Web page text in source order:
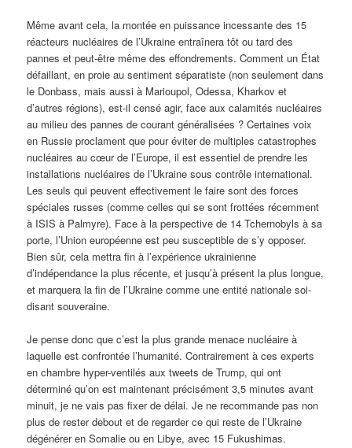
Même avant cela, la montée en puissance incessante des 15
réacteurs nucléaires de l’Ukraine entraînera tôt ou tard des
pannes et peut-être même des effondrements. Comment un État
défaillant, en proie au sentiment séparatiste (non seulement dans
le Donbass, mais aussi à Marioupol, Odessa, Kharkov et
d’autres régions), est-il censé agir, face aux calamités nucléaires
au milieu des pannes de courant généralisées ? Certaines voix
en Russie proclament que pour éviter de multiples catastrophes
nucléaires au cœur de l’Europe, il est essentiel de prendre les
installations nucléaires de l’Ukraine sous contrôle international.
Les seuls qui peuvent effectivement le faire sont des forces
spéciales russes (comme celles qui se sont frottées récemment
à ISIS à Palmyre). Face à la perspective de 14 Tchernobyls à sa
porte, l’Union européenne est peu susceptible de s’y opposer.
Bien sûr, cela mettra fin à l’expérience ukrainienne
d’indépendance la plus récente, et jusqu’à présent la plus longue,
et marquera la fin de l’Ukraine comme une entité nationale soi-
disant souveraine.
Je pense donc que c’est la plus grande menace nucléaire à
laquelle est confrontée l’humanité. Contrairement à ces experts
en chambre hyper-ventilés aux tweets de Trump, qui ont
déterminé qu’on est maintenant précisément 3,5 minutes avant
minuit, je ne vais pas fixer de délai. Je ne recommande pas non
plus de rester debout et de regarder ce qui reste de l’Ukraine
dégénérer en Somalie ou en Libye, avec 15 Fukushimas.